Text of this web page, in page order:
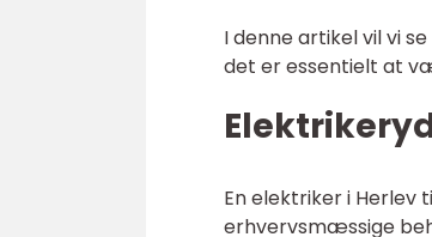
I denne artikel vil vi
det er essentielt at
En elektriker i
erhvervsmæssige